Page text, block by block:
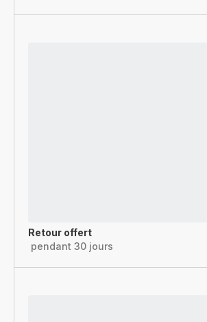
Retour offert
pendant 30 jours